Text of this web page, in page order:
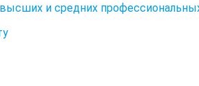
и средних